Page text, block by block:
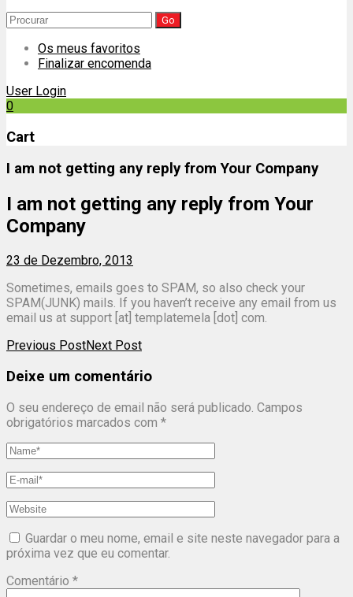
Search
for:
Os meus favoritos
Finalizar encomenda
User Login
0
Cart
I am not getting any reply from Your Company
I am not getting any reply from Your
Company
23 de Dezembro, 2013
Sometimes, emails goes to SPAM, so also check your
SPAM(JUNK) mails. If you haven’t receive any email from us
email us at support [at] templatemela [dot] com.
Post
Previous PostNext Post
Deixe um comentário
O seu endereço de email não será publicado. Campos
obrigatórios marcados com *
Guardar o meu nome, email e site neste navegador para a
próxima vez que eu comentar.
Comentário *